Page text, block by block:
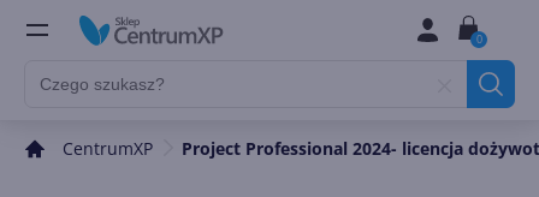
0
CentrumXP Project Professional 2024- licencja